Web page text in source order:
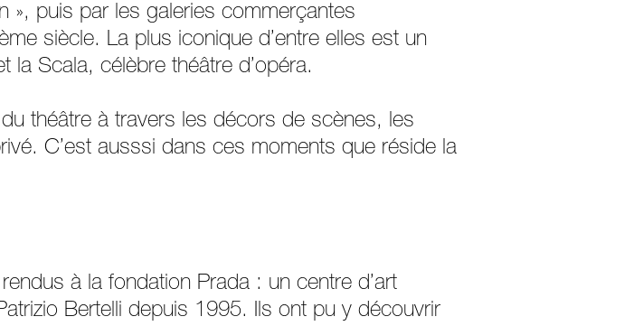
», puis par les galeries commerçantes
siècle. La plus iconique d’entre elles est un
Scala, célèbre théâtre d’opéra.
théâtre à travers les décors de scènes, les
C’est ausssi dans ces moments que réside la
à la fondation Prada : un centre d’art
Bertelli depuis 1995. Ils ont pu y découvrir